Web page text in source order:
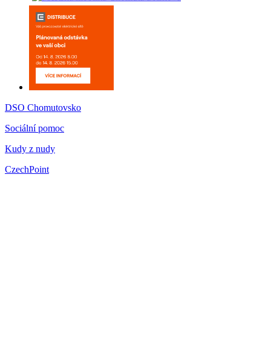
DSO Chomutovsko
Sociální pomoc
Kudy z nudy
CzechPoint